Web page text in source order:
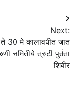
Next:
30 मे कालावधीत जात
समितीचे त्रुटी पुर्तता
शिबीर